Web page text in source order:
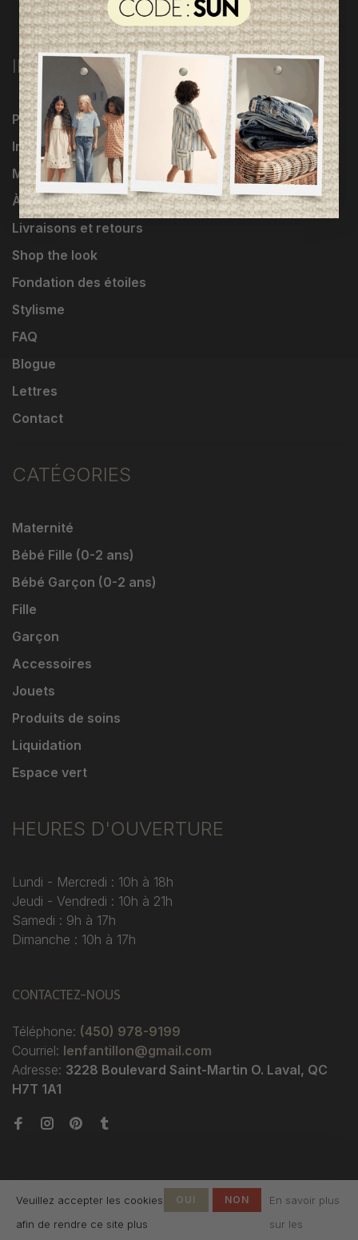
INFORMATIONS
Programme Loyauté
Influenceuses
Marques
À propos
Livraisons et retours
Shop the look
Fondation des étoiles
Stylisme
FAQ
Blogue
Lettres
Contact
CATÉGORIES
Maternité
Bébé Fille (0-2 ans)
Bébé Garçon (0-2 ans)
Fille
Garçon
Accessoires
Jouets
Produits de soins
Liquidation
Espace vert
HEURES D'OUVERTURE
Lundi - Mercredi : 10h à 18h
Jeudi - Vendredi : 10h à 21h
Samedi : 9h à 17h
Dimanche : 10h à 17h
CONTACTEZ-NOUS
Téléphone: (450) 978-9199
Courriel: lenfantillon@gmail.com
Adresse: 3228 Boulevard Saint-Martin O. Laval, QC
H7T 1A1
© Copyright 2026 Boutique
Veuillez accepter les cookies
afin de rendre ce site plus
OUI NON
En savoir plus
sur les